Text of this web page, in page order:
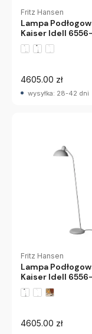
Fritz Hansen
Lampa
Kaiser Idell
Czarna Matowa
Hansen
4605.00 zł
wysyłka: 28-42 dni
Fritz Hansen
Lampa
Kaiser Idell
Szara Fritz Hansen
4605.00 zł